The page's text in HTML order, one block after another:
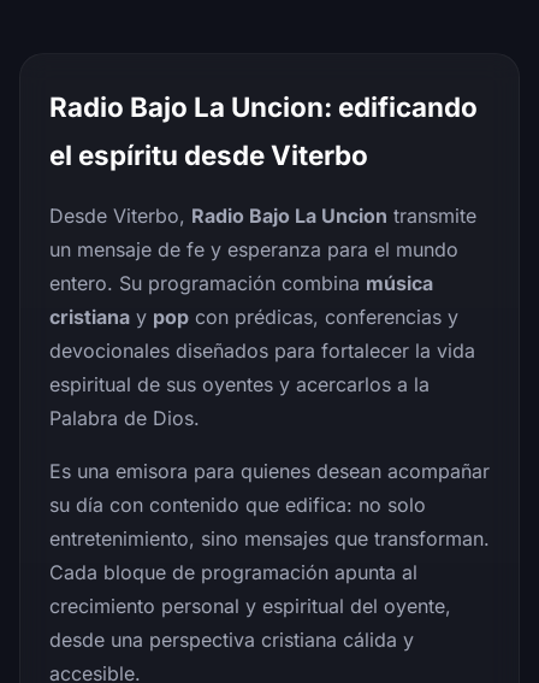
Radio Bajo La Uncion: edificando
el espíritu desde Viterbo
Desde Viterbo, Radio Bajo La Uncion transmite
un mensaje de fe y esperanza para el mundo
entero. Su programación combina música
cristiana y pop con prédicas, conferencias y
devocionales diseñados para fortalecer la vida
espiritual de sus oyentes y acercarlos a la
Palabra de Dios.
Es una emisora para quienes desean acompañar
su día con contenido que edifica: no solo
entretenimiento, sino mensajes que transforman.
Cada bloque de programación apunta al
crecimiento personal y espiritual del oyente,
desde una perspectiva cristiana cálida y
accesible.